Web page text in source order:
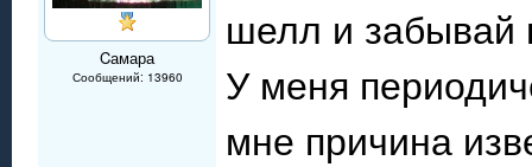
Cамара
Сообщений: 13960
шелл и забывай
У меня
мне причина